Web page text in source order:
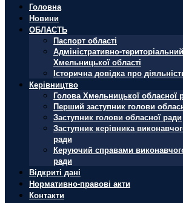
Головна
Новини
ОБЛАСТЬ
Паспорт області
Адміністративно-
Хмельницької області
Історична довідка про
Керівництво
Голова Хмельницької обласної
Перший заступник голови
Заступник голови обласної ради
Заступник керівника
ради
Керуючий справами
ради
Відкриті дані
Нормативно-правові акти
Контакти